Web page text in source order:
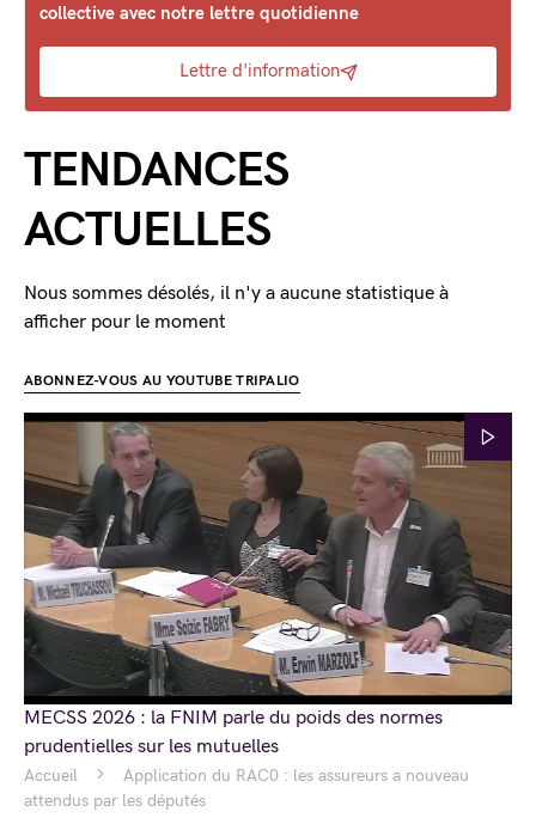
Accueil
Application du RAC0 : les assureurs a nouveau
attendus par les députés
collective avec notre lettre quotidienne
Lettre d'information
TENDANCES
ACTUELLES
Nous sommes désolés, il n'y a aucune statistique à
afficher pour le moment
ABONNEZ-VOUS AU YOUTUBE TRIPALIO
MECSS 2026 : la FNIM parle du poids des normes
prudentielles sur les mutuelles